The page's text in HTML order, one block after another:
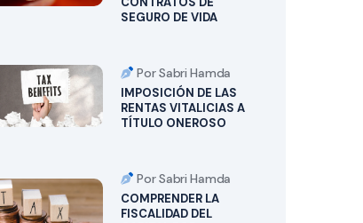
SEGURO DE VIDA
Por Sabri Hamda
IMPOSICIÓN DE LAS
RENTAS VITALICIAS A
TÍTULO ONEROSO
Por Sabri Hamda
COMPRENDER LA
FISCALIDAD DEL